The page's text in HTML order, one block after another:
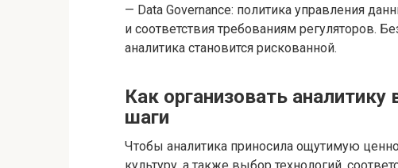
— Data Governance: политика управления
и соответствия требованиям регуляторов.
аналитика становится рискованной.
Как организовать
шаги
Чтобы аналитика приносила ощутимую